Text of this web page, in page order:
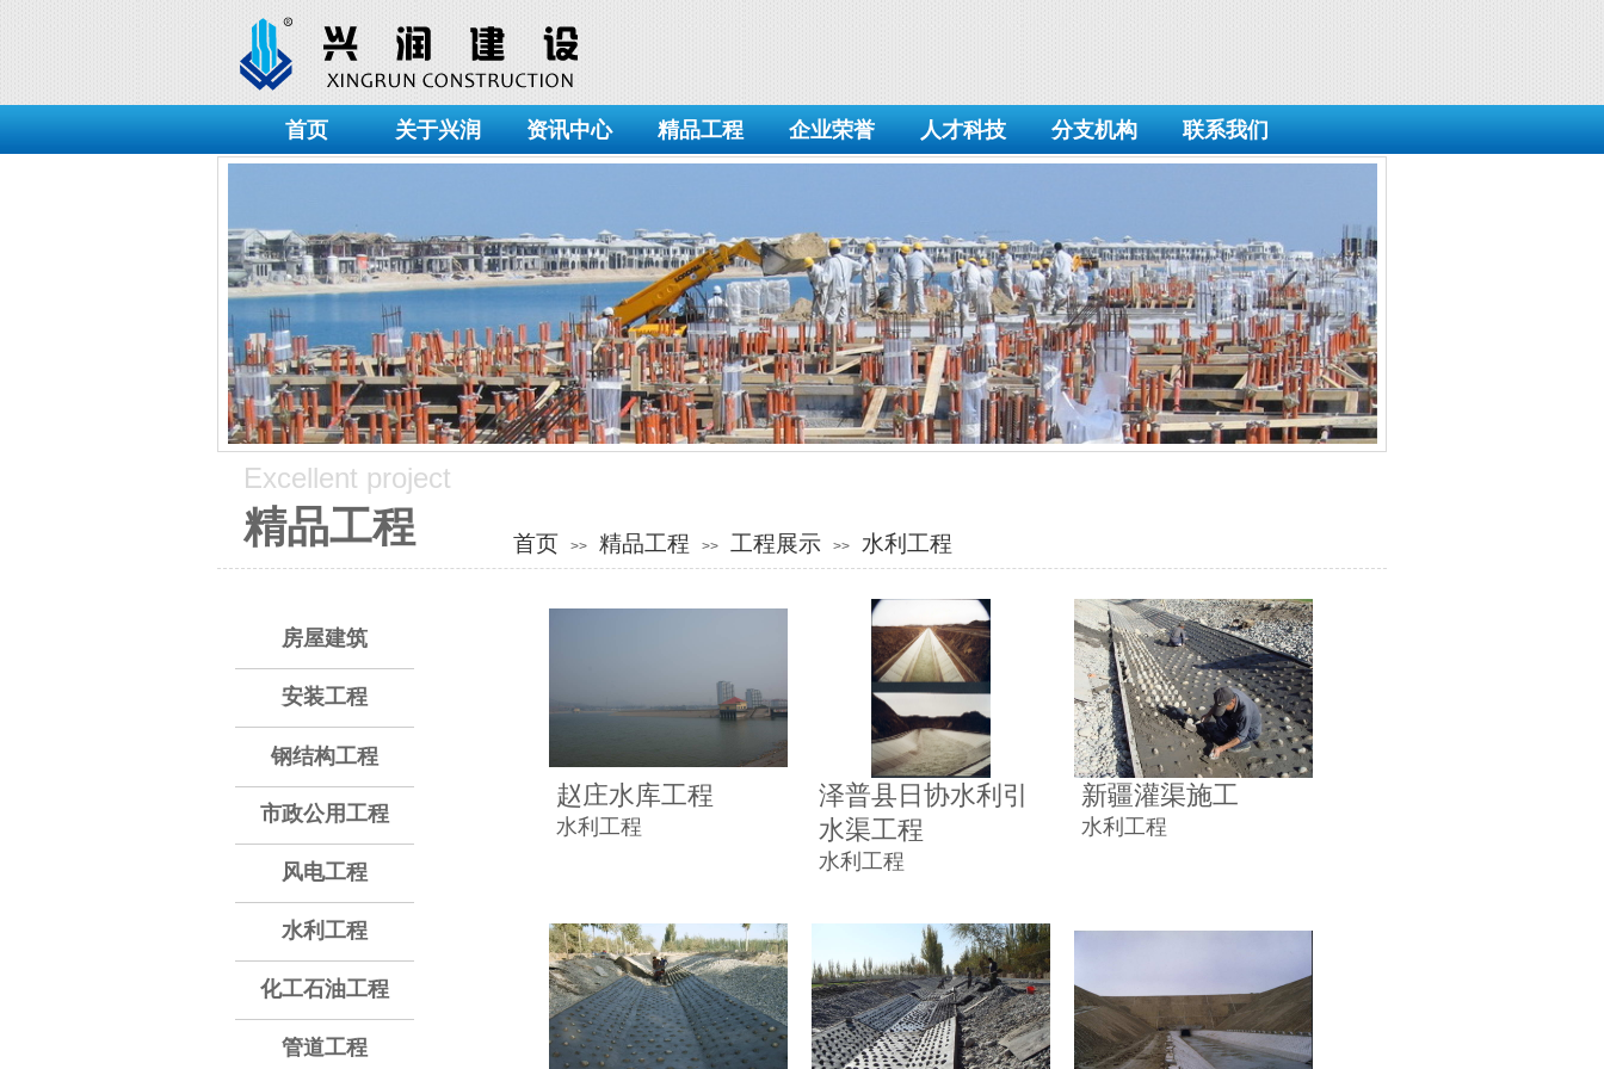
首页 关于兴润 资讯中心 精品工程 企业荣誉 人才科技 分支机构 联系我们
Excellent project
精品工程 首页 >> 精品工程 >> 工程展示 >> 水利工程
赵庄水库工程
水利工程
泽普县日协水利引
水渠工程
水利工程
新疆灌渠施工
水利工程
房屋建筑
安装工程
钢结构工程
市政公用工程
风电工程
水利工程
化工石油工程
管道工程